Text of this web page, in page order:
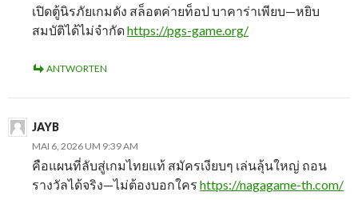
เปิดตู้นิรภัยเกมดัง สล็อตค่ายท็อป บาคาร่าเพียบ—หยิบ
สมบัติได้ไม่จำกัดhttps://pgs-game.org/
ANTWORTEN
JAYB
MAI 6, 2026 UM 9:39 AM
คือแผนที่ลับสู่เกมไทยแท้ สมัครเงียบๆ เล่นลุ้นใหญ่ ถอน
รางวัลได้จริง—ไม่ต้องบอกใคร https://nagagame-th.com/